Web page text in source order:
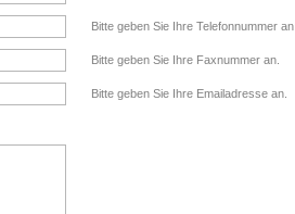
Bitte geben Sie Ihre Telefonnummer an.
Bitte geben Sie Ihre Faxnummer an.
Bitte geben Sie Ihre Emailadresse an.